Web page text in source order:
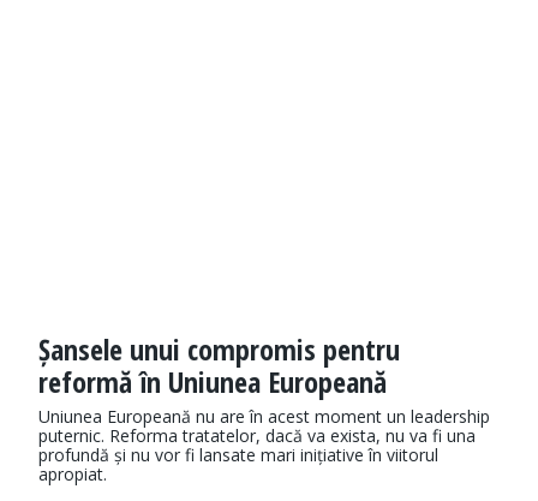
Șansele unui compromis pentru
reformă în Uniunea Europeană
Uniunea Europeană nu are în acest moment un leadership
puternic. Reforma tratatelor, dacă va exista, nu va fi una
profundă și nu vor fi lansate mari inițiative în viitorul
apropiat.